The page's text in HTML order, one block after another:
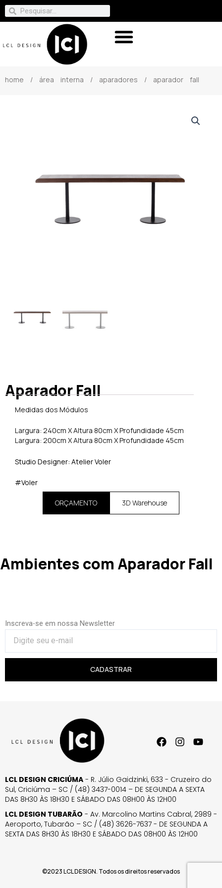
home / área interna / aparadores / aparador fall
Aparador Fall
Medidas dos Módulos
Largura: 240cm X Altura 80cm X Profundidade 45cm
Largura: 200cm X Altura 80cm X Profundidade 45cm
Studio Designer: Atelier Voler
#Voler
ORÇAMENTO 3D Warehouse
Ambientes com Aparador Fall
Inscreva-se em nossa Newsletter
CADASTRAR
LCL DESIGN CRICIÚMA - R. Júlio Gaidzinki, 633 - Cruzeiro do
Sul, Criciúma – SC / (48) 3437-0014 – DE SEGUNDA A SEXTA
DAS 8H30 ÀS 18H30 E SÁBADO DAS 08H00 ÀS 12H00
LCL DESIGN TUBARÃO - Av. Marcolino Martins Cabral, 2989 -
Aeroporto, Tubarão – SC / (48) 3626-7637 - DE SEGUNDA A
SEXTA DAS 8H30 ÀS 18H30 E SÁBADO DAS 08H00 ÀS 12H00
©2023 LCL DESIGN. Todos os direitos reservados